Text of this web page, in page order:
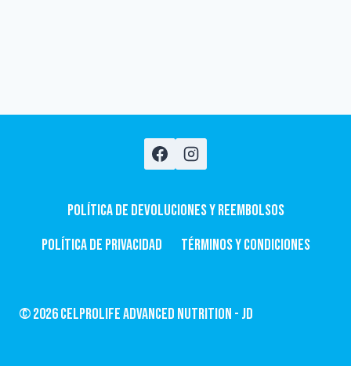
Política de devoluciones y Reembolsos
Política de privacidad
Términos y condiciones
© 2026 CelProLife Advanced Nutrition - JD